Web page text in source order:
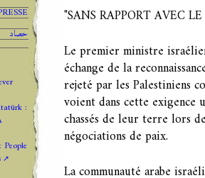
"SANS RAPPORT AVEC
Le premier ministre
échange de la
rejeté par les Palestiniens
voient dans cette
chassés de leur terre lors
négociations de paix.
La communauté arabe
حصاد
: